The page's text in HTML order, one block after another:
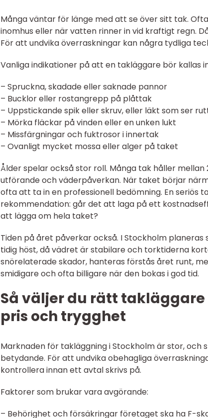
Många väntar för länge med att se över sitt tak.
inomhus eller när vatten rinner in vid kraftigt regn.
För att undvika överraskningar kan några tydliga
Vanliga indikationer på att en takläggare bör kallas
– Spruckna, skadade eller saknade pannor
– Bucklor eller rostangrepp på plåttak
– Uppstickande spik eller skruv, eller läkt som ser
– Mörka fläckar på vinden eller en unken lukt
– Missfärgningar och fuktrosor i innertak
– Ovanligt mycket mossa eller alger på taket
Ålder spelar också stor roll. Många tak håller
utförande och väderpåverkan. När taket börjar
ofta att ta in en professionell bedömning. En seriös
rekommendation: går det att laga på ett
att lägga om hela taket?
Tiden på året påverkar också. I Stockholm
tidig höst, då vädret är stabilare och torktiderna
snörelaterade skador, hanteras förstås året runt,
smidigare och ofta billigare när den bokas i god tid.
Så väljer du rätt
pris och trygghet
Marknaden för takläggning i Stockholm är stor, och
betydande. För att undvika obehagliga
kontrollera innan ett avtal skrivs på.
Faktorer som brukar vara avgörande:
– Behörighet och försäkringar företaget ska ha F-